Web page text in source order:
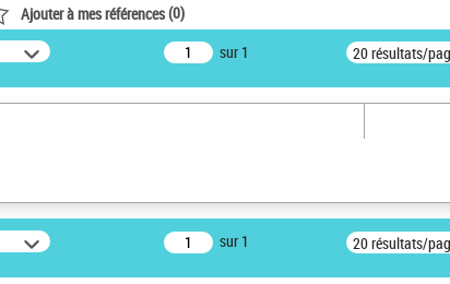
Ajouter à mes références(0)
sur 1 20 résultats/
sur 1 20 résultats/